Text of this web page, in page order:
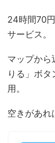
24時間70
サービス。
マップから
りる」ボ
用。
空きがあれ